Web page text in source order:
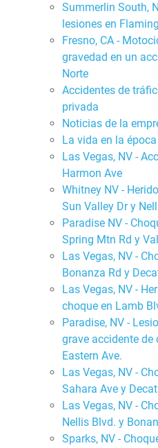
Summerlin South,
lesiones en
Fresno, CA -
gravedad en un
Norte
Accidentes de
privada
Noticias de la
La vida en la época
Las Vegas, NV -
Harmon Ave
Whitney NV -
Sun Valley Dr y
Paradise NV -
Spring Mtn Rd y
Las Vegas, NV -
Bonanza Rd y
Las Vegas, NV -
choque en Lamb
Paradise, NV -
grave accidente de
Eastern Ave.
Las Vegas, NV -
Sahara Ave y
Las Vegas, NV -
Nellis Blvd. y
Sparks, NV -